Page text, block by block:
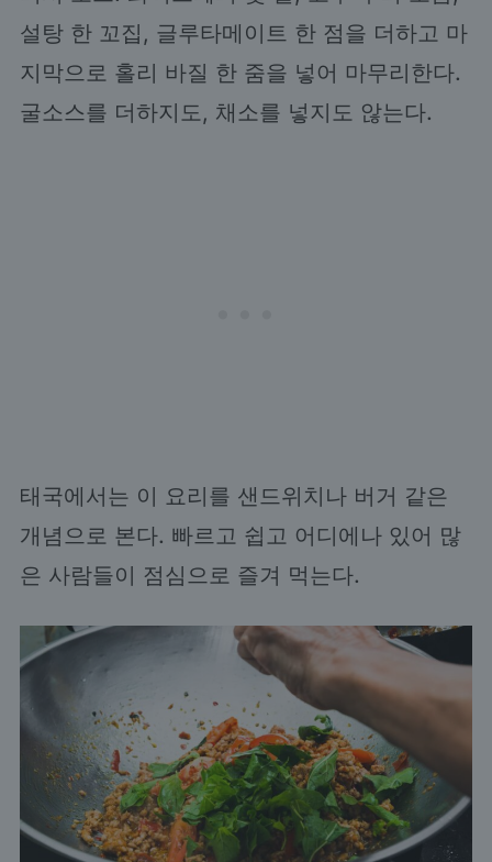
설탕 한 꼬집, 글루타메이트 한 점을 더하고 마
지막으로 홀리 바질 한 줌을 넣어 마무리한다.
굴소스를 더하지도, 채소를 넣지도 않는다.
태국에서는 이 요리를 샌드위치나 버거 같은
개념으로 본다. 빠르고 쉽고 어디에나 있어 많
은 사람들이 점심으로 즐겨 먹는다.